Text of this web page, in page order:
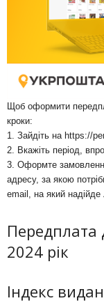
Щоб оформити
кроки:
1. Зайдіть на https://
2. Вкажіть період,
3. Оформте
адресу, за якою
email, на який
Передплата
2024 рік
Індекс